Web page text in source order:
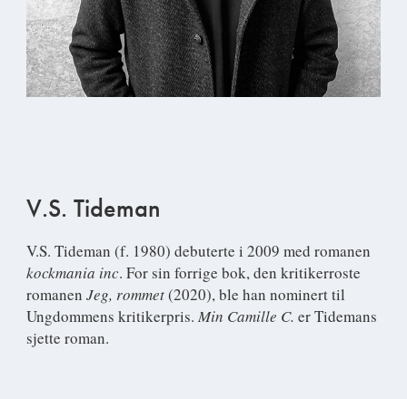
V.S. Tideman
V.S. Tideman (f. 1980) debuterte i 2009 med romanen
kockmania inc. For sin forrige bok, den kritikerroste
romanen Jeg, rommet(2020), ble han nominert til
Ungdommens kritikerpris. Min Camille C. er Tidemans
sjette roman.